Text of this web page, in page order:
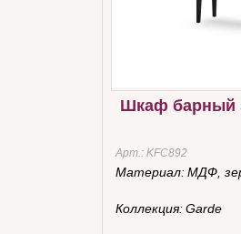
Шкаф барный
Арт.: KFC892
Материал:МДФ,
Коллекция:Garde